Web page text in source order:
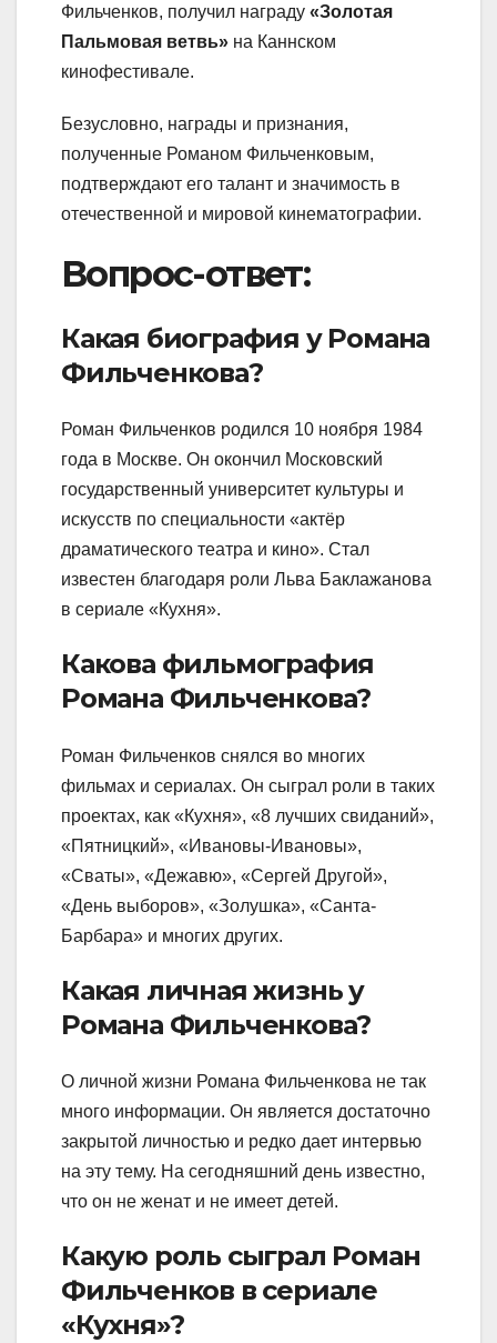
Фильченков, получил награду «Золотая
Пальмовая ветвь» на Каннском
кинофестивале.
Безусловно, награды и признания,
полученные Романом Фильченковым,
подтверждают его талант и значимость в
отечественной и мировой кинематографии.
Вопрос-ответ:
Какая биография у Романа
Фильченкова?
Роман Фильченков родился 10 ноября 1984
года в Москве. Он окончил Московский
государственный университет культуры и
искусств по специальности «актёр
драматического театра и кино». Стал
известен благодаря роли Льва Баклажанова
в сериале «Кухня».
Какова фильмография
Романа Фильченкова?
Роман Фильченков снялся во многих
фильмах и сериалах. Он сыграл роли в таких
проектах, как «Кухня», «8 лучших свиданий»,
«Пятницкий», «Ивановы-Ивановы»,
«Сваты», «Дежавю», «Сергей Другой»,
«День выборов», «Золушка», «Санта-
Барбара» и многих других.
Какая личная жизнь у
Романа Фильченкова?
О личной жизни Романа Фильченкова не так
много информации. Он является достаточно
закрытой личностью и редко дает интервью
на эту тему. На сегодняшний день известно,
что он не женат и не имеет детей.
Какую роль сыграл Роман
Фильченков в сериале
«Кухня»?